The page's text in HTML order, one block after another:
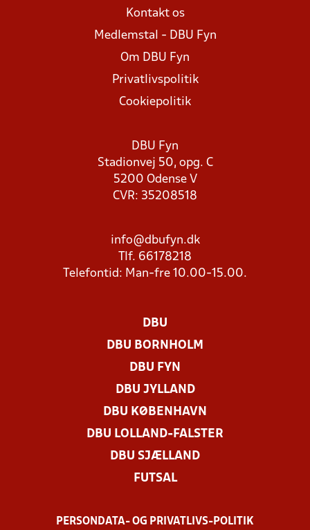
Kontakt os
Medlemstal - DBU Fyn
Om DBU Fyn
Privatlivspolitik
Cookiepolitik
DBU Fyn
Stadionvej 50, opg. C
5200 Odense V
CVR: 35208518
info@dbufyn.dk
Tlf. 66178218
Telefontid: Man-fre 10.00-15.00.
DBU
DBU BORNHOLM
DBU FYN
DBU JYLLAND
DBU KØBENHAVN
DBU LOLLAND-FALSTER
DBU SJÆLLAND
FUTSAL
PERSONDATA- OG PRIVATLIVS-POLITIK